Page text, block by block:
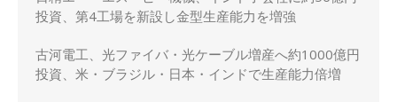
投資、第4工場を新設し金型生産能力を増強
古河電工、光ファイバ・光ケーブル増産へ約1000億円
投資、米・ブラジル・日本・インドで生産能力倍増